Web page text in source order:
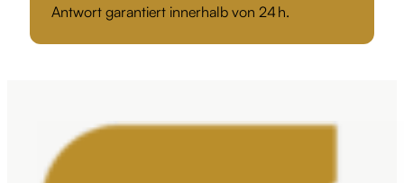
Antwort garantiert innerhalb von 24 h.